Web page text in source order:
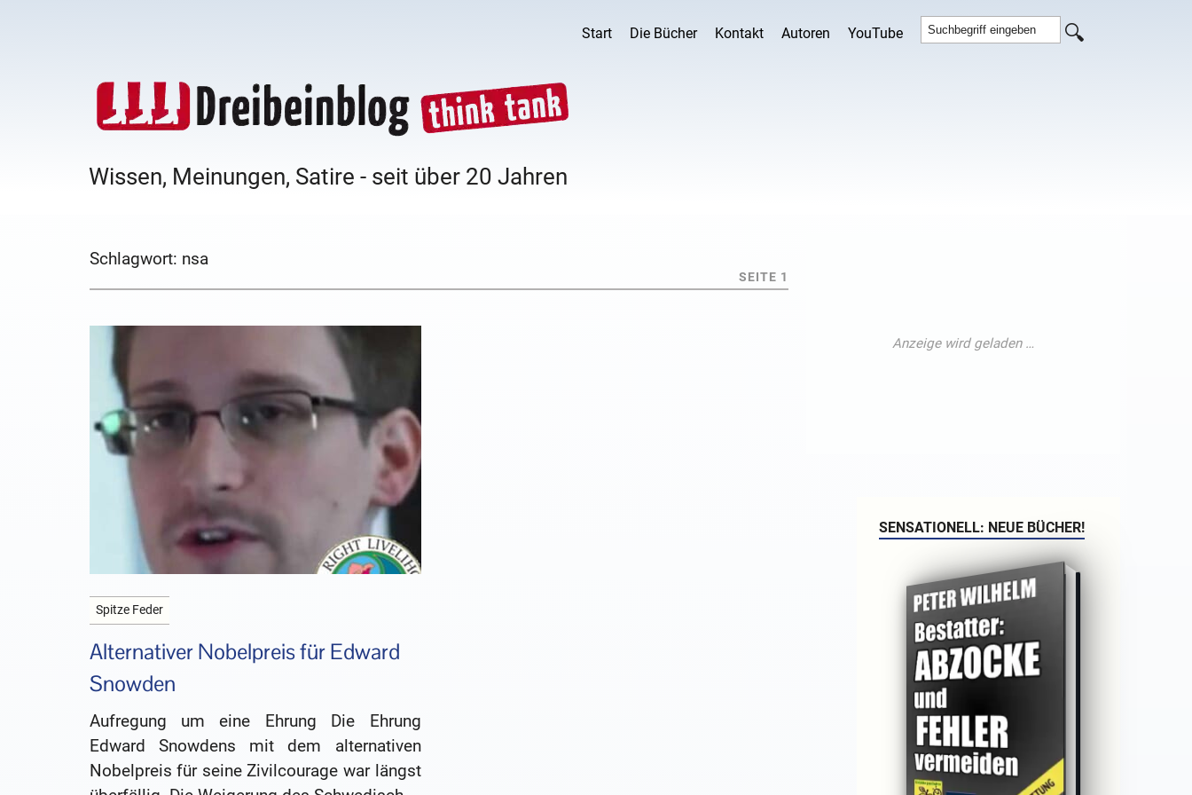
Start Die Bücher Kontakt Autoren YouTube
Wissen, Meinungen, Satire - seit über 20 Jahren
Schlagwort: nsa
SEITE 1
Spitze Feder
Alternativer Nobelpreis für Edward
Snowden
Aufregung um eine Ehrung Die Ehrung
Edward Snowdens mit dem alternativen
Nobelpreis für seine Zivilcourage war längst
SENSATIONELL: NEUE BÜCHER!